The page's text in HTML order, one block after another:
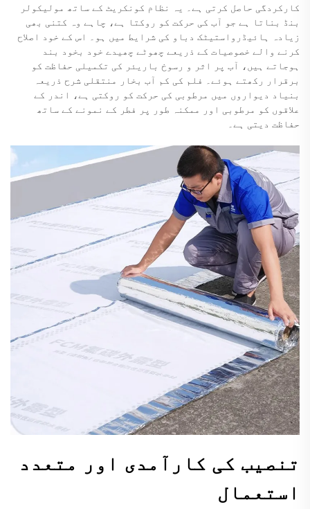
کارکردگی حاصل کرتی ہے۔ یہ نظام کونکریٹ کے ساتھ مولیکولر
بنڈ بناتا ہے جو آب کی حرکت کو روکتا ہے، چاہے وہ کتنی بھی
زیادہ ہائیڈرواستیٹک دباو کی شرایط میں ہو۔ اس کے خود اصلاح
کرنے والے خصوصیات کے ذریعے چھوٹے چھیدے خود بخود بند
ہوجاتے ہیں، آب پر اثر و رسوخ باریئر کی تکمیلی حفاظت کو
برقرار رکھتے ہوئے۔ فلم کی کم آب بخار منتقلی شرح ذریعہ
بنیاد دیواروں میں مرطوبی کی حرکت کو روکتی ہے، اندر کے
علاقوں کو مرطوبی اور ممکنہ طور پر فطر کے نمونے کے ساتھ
حفاظت دیتی ہے۔
تنصیب کی کارآمدی اور متعدد
استعمال